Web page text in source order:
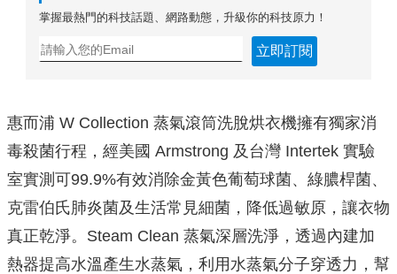
掌握最熱門的科技話題、網路動態，升級你的科技原力！
立即訂閱
惠而浦 W Collection 蒸氣滾筒洗脫烘衣機擁有獨家消
毒殺菌行程，經美國 Armstrong 及台灣 Intertek 實驗
室實測可99.9%有效消除金黃色葡萄球菌、 綠膿桿菌、
克雷伯氏肺炎菌及生活常見細菌，降低過敏原， 讓衣物
真正乾淨。Steam Clean 蒸氣深層洗淨，透過內建加
熱器提高水溫產生水蒸氣， 利用水蒸氣分子穿透力，幫